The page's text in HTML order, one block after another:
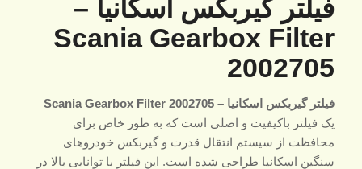
فیلتر گیربکس اسکانیا –
Scania Gearbox Filter
2002705
فیلتر گیربکس اسکانیا – Scania Gearbox Filter 2002705
یک فیلتر باکیفیت و اصلی است که به طور خاص برای
محافظت از سیستم انتقال قدرت و گیربکس خودروهای
سنگین اسکانیا طراحی شده است. این فیلتر با توانایی بالا در